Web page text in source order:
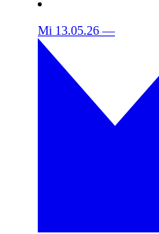
Mi 13.05.26 —